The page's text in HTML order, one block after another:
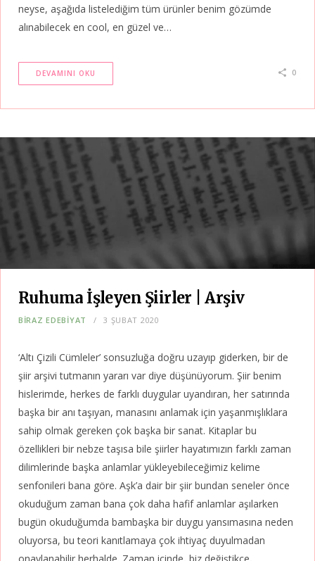
neyse, aşağıda listelediğim tüm ürünler benim gözümde
alınabilecek en cool, en güzel ve…
DEVAMINI OKU 0
Ruhuma İşleyen Şiirler | Arşiv
BIRAZ EDEBIYAT 3 ŞUBAT 2020
‘Altı Çizili Cümleler’ sonsuzluğa doğru uzayıp giderken, bir de
şiir arşivi tutmanın yararı var diye düşünüyorum. Şiir benim
hislerimde, herkes de farklı duygular uyandıran, her satırında
başka bir anı taşıyan, manasını anlamak için yaşanmışlıklara
sahip olmak gereken çok başka bir sanat. Kitaplar bu
özellikleri bir nebze taşısa bile şiirler hayatımızın farklı zaman
dilimlerinde başka anlamlar yükleyebileceğimiz kelime
senfonileri bana göre. Aşk’a dair bir şiir bundan seneler önce
okuduğum zaman bana çok daha hafif anlamlar aşılarken
bugün okuduğumda bambaşka bir duygu yansımasına neden
oluyorsa, bu teori kanıtlamaya çok ihtiyaç duyulmadan